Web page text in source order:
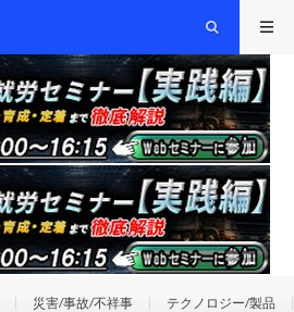
災害/事故/不祥事 テクノロジー/製品